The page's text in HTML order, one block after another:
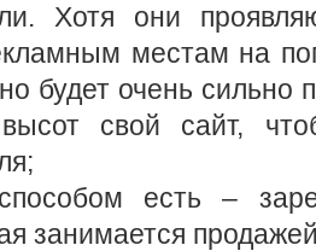
Хотя они
местам на
будет очень сильно
свой сайт,
есть –
занимается